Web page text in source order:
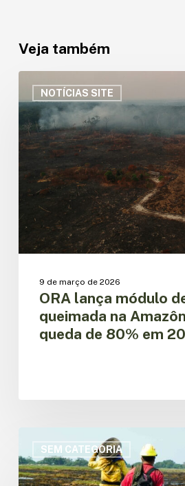
Veja também
NOTÍCIAS SITE
lança
módulo
de
área
queimada
na
Amazônia
aponta
queda
9 de março de 2026
ORA lança módulo
queimada na
queda de 80% em
SEM CATEGORIA
lança
plataforma
regional